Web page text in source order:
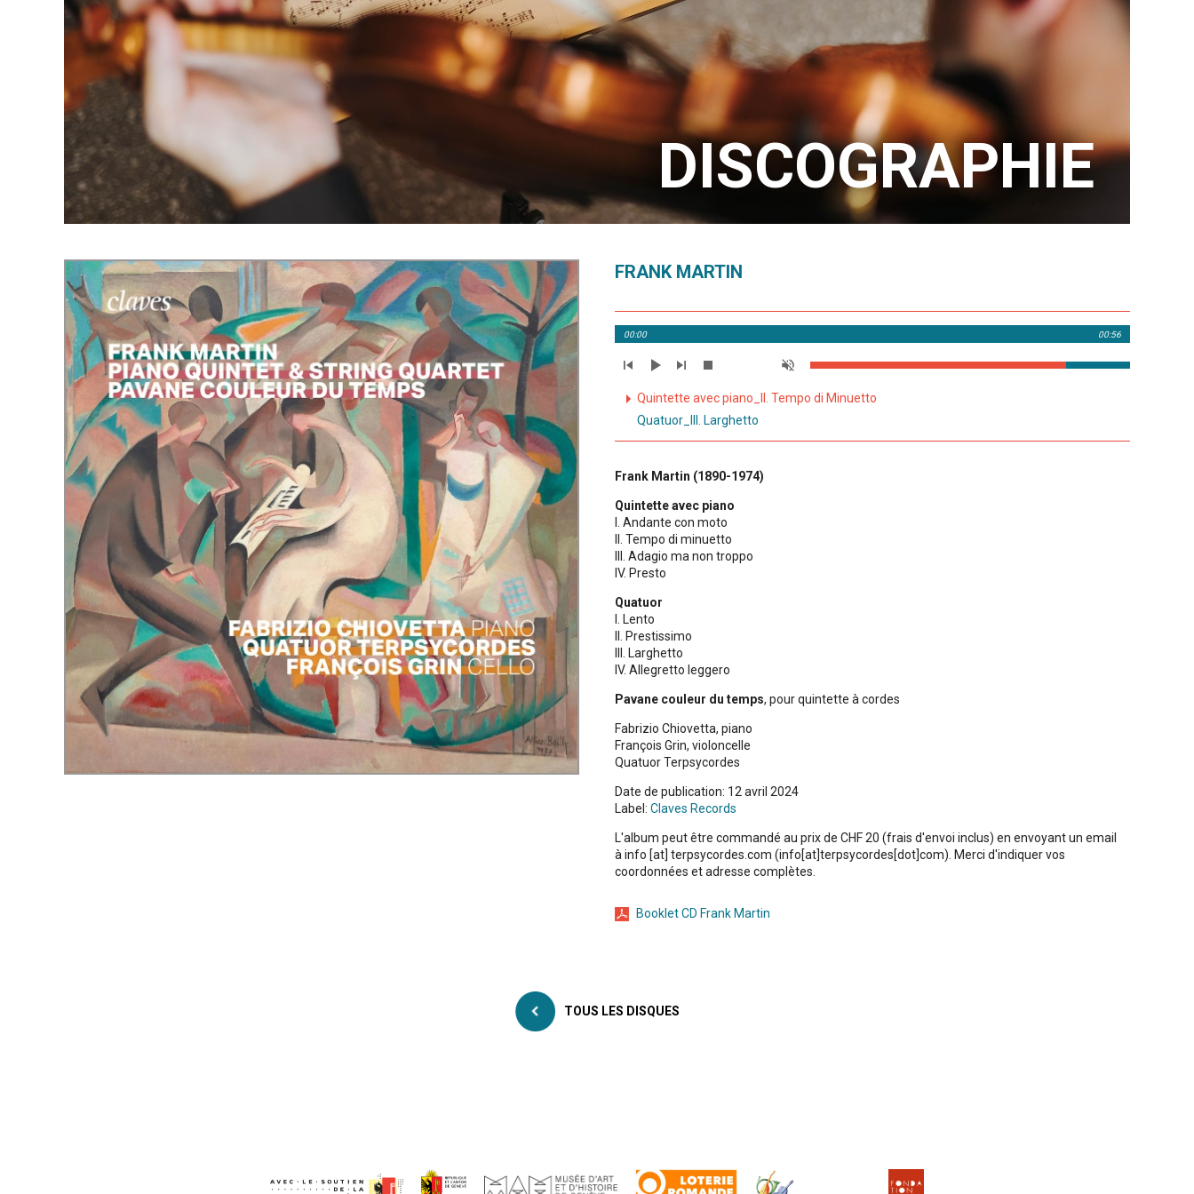
DISCOGRAPHIE
FRANK MARTIN
00:00 00:56
Quintette avec piano_II. Tempo di Minuetto
Quatuor_III. Larghetto
Frank Martin (1890-1974)
Quintette avec piano
I. Andante con moto
II. Tempo di minuetto
III. Adagio ma non troppo
IV. Presto
Quatuor
I. Lento
II. Prestissimo
III. Larghetto
IV. Allegretto leggero
Pavane couleur du temps, pour quintette à cordes
Fabrizio Chiovetta, piano
François Grin, violoncelle
Quatuor Terpsycordes
Date de publication: 12 avril 2024
Label: Claves Records
L'album peut être commandé au prix de CHF 20 (frais d'envoi inclus) en envoyant un email
à info [at] terpsycordes com (info[at]terpsycordes[dot]com) . Merci d'indiquer vos
coordonnées et adresse complètes.
Booklet CD Frank Martin
TOUS LES DISQUES